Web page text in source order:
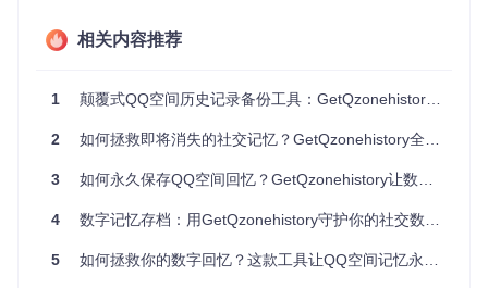
防范账号安全威胁
实现长期数据保存
⚠️ 数据安全警示：据数字档案协会2025年报告，68%的社
常导致的数据丢失风险。
二、技术解析：核心架构与工作原理
2.1 安全认证机制 🔑
采用动态令牌认证系统，通过以下技术保障账号安全：
相关内容推荐
1 颠覆式QQ空间历史记录备份工具：GetQzonehistory让青春记忆永久留存
2 如何拯救即将消失的社交记忆？GetQzonehistory全方位数据备份方案
3 如何永久保存QQ空间回忆？GetQzonehistory让数字记忆不再流失
4 数字记忆存档：用GetQzonehistory守护你的社交数据备份
5 如何拯救你的数字回忆？这款工具让QQ空间记忆永久保存